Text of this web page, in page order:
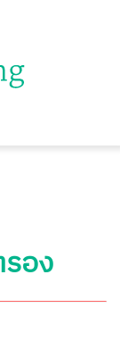
อง